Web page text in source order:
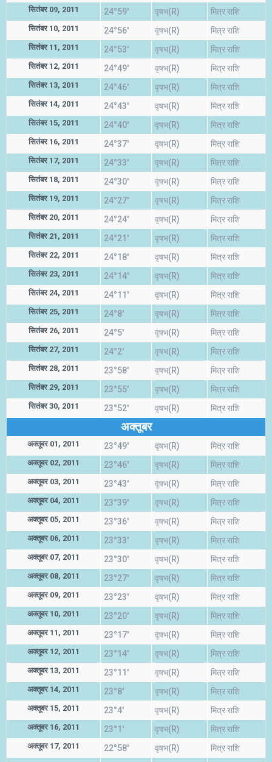
सितंबर 09, 2011 24°59' वृषभ(R) मित्र राशि
सितंबर 10, 2011 24°56' वृषभ(R) मित्र राशि
सितंबर 11, 2011 24°53' वृषभ(R) मित्र राशि
सितंबर 12, 2011 24°49' वृषभ(R) मित्र राशि
सितंबर 13, 2011 24°46' वृषभ(R) मित्र राशि
सितंबर 14, 2011 24°43' वृषभ(R) मित्र राशि
सितंबर 15, 2011 24°40' वृषभ(R) मित्र राशि
सितंबर 16, 2011 24°37' वृषभ(R) मित्र राशि
सितंबर 17, 2011 24°33' वृषभ(R) मित्र राशि
सितंबर 18, 2011 24°30' वृषभ(R) मित्र राशि
सितंबर 19, 2011 24°27' वृषभ(R) मित्र राशि
सितंबर 20, 2011 24°24' वृषभ(R) मित्र राशि
सितंबर 21, 2011 24°21' वृषभ(R) मित्र राशि
सितंबर 22, 2011 24°18' वृषभ(R) मित्र राशि
सितंबर 23, 2011 24°14' वृषभ(R) मित्र राशि
सितंबर 24, 2011 24°11' वृषभ(R) मित्र राशि
सितंबर 25, 2011 24°8' वृषभ(R) मित्र राशि
सितंबर 26, 2011 24°5' वृषभ(R) मित्र राशि
सितंबर 27, 2011 24°2' वृषभ(R) मित्र राशि
सितंबर 28, 2011 23°58' वृषभ(R) मित्र राशि
सितंबर 29, 2011 23°55' वृषभ(R) मित्र राशि
सितंबर 30, 2011 23°52' वृषभ(R) मित्र राशि
अक्तूबर
अक्तूबर 01, 2011 23°49' वृषभ(R) मित्र राशि
अक्तूबर 02, 2011 23°46' वृषभ(R) मित्र राशि
अक्तूबर 03, 2011 23°43' वृषभ(R) मित्र राशि
अक्तूबर 04, 2011 23°39' वृषभ(R) मित्र राशि
अक्तूबर 05, 2011 23°36' वृषभ(R) मित्र राशि
अक्तूबर 06, 2011 23°33' वृषभ(R) मित्र राशि
अक्तूबर 07, 2011 23°30' वृषभ(R) मित्र राशि
अक्तूबर 08, 2011 23°27' वृषभ(R) मित्र राशि
अक्तूबर 09, 2011 23°23' वृषभ(R) मित्र राशि
अक्तूबर 10, 2011 23°20' वृषभ(R) मित्र राशि
अक्तूबर 11, 2011 23°17' वृषभ(R) मित्र राशि
अक्तूबर 12, 2011 23°14' वृषभ(R) मित्र राशि
अक्तूबर 13, 2011 23°11' वृषभ(R) मित्र राशि
अक्तूबर 14, 2011 23°8' वृषभ(R) मित्र राशि
अक्तूबर 15, 2011 23°4' वृषभ(R) मित्र राशि
अक्तूबर 16, 2011 23°1' वृषभ(R) मित्र राशि
अक्तूबर 17, 2011 22°58' वृषभ(R) मित्र राशि